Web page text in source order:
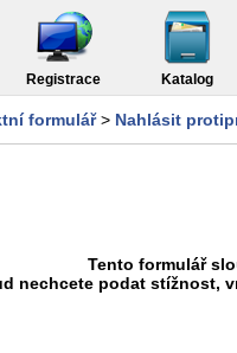
Registrace Katalog
formulář> Nahlásit
Tento formulář
nechcete podat stížnost,